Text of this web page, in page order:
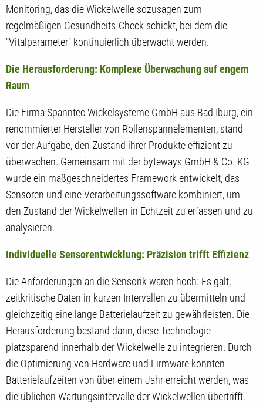
Monitoring, das die Wickelwelle sozusagen zum
regelmäßigen Gesundheits-Check schickt, bei dem die
"Vitalparameter" kontinuierlich überwacht werden.
Die Herausforderung: Komplexe Überwachung auf engem
Raum
Die Firma Spanntec Wickelsysteme GmbH aus Bad Iburg, ein
renommierter Hersteller von Rollenspannelementen, stand
vor der Aufgabe, den Zustand ihrer Produkte effizient zu
überwachen. Gemeinsam mit der byteways GmbH & Co. KG
wurde ein maßgeschneidertes Framework entwickelt, das
Sensoren und eine Verarbeitungssoftware kombiniert, um
den Zustand der Wickelwellen in Echtzeit zu erfassen und zu
analysieren.
Individuelle Sensorentwicklung: Präzision trifft Effizienz
Die Anforderungen an die Sensorik waren hoch: Es galt,
zeitkritische Daten in kurzen Intervallen zu übermitteln und
gleichzeitig eine lange Batterielaufzeit zu gewährleisten. Die
Herausforderung bestand darin, diese Technologie
platzsparend innerhalb der Wickelwelle zu integrieren. Durch
die Optimierung von Hardware und Firmware konnten
Batterielaufzeiten von über einem Jahr erreicht werden, was
die üblichen Wartungsintervalle der Wickelwellen übertrifft.